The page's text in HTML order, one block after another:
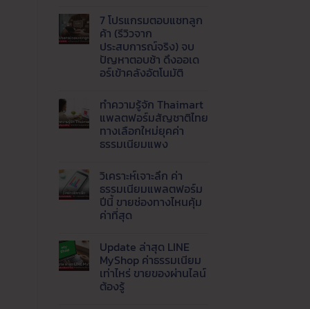
และ
8
เว็บ
ของ
จีน
ราคา
ส่ง
กำไร
ดี
เริ่ม
ต้น
อย่างไร
สำหรับ
มือ
ใหม่
เห็น
บน
AI
Agent
คือ
อะไร
?
เว็บ
ธุรกิจ
ด้วย
Live
AI
ตอบ
ส่ง
ข้อมูล
เข้า
LINE
อัตโนมัติ
7 โปรแกรมตอบแชทลูก
ค้า (รีวิวจาก
ประสบการณ์จริง) จบ
ปัญหาตอบช้า ดึงออเด
อร์เข้าคลังอัตโนมัติ
เห็น
บน
7
โปรแกรม
ตอบ
แช
(รีวิว
จาก
ประสบการณ์
จริง)
จบ
ปัญหา
ดึง
ออ
เด
อร์
เข้า
คลัง
ทำความรู้จัก Thaimart
แพลตฟอร์มสัญชาติไทย
ทางเลือกใหม่ยุคค่า
ธรรมเนียมแพง
เห็น
บน
ทำความ
รู้จัก
Thaimart
แพลตฟอร์ม
ทาง
เลือก
ใหม่
ยุค
ค่า
ธรรมเนียม
วิเคราะห์เจาะลึก ค่า
ธรรมเนียมแพลตฟอร์ม
ปีนี้ ขายช่องทางไหนคุ้ม
ค่าที่สุด
เห็น
บน
วิเคราะห์
เจาะ
ลึก
ค่า
Update ล่าสุด LINE
MyShop ค่าธรรมเนียม
เท่าไหร่ ขายของผ่านไลน์
ต้องรู้